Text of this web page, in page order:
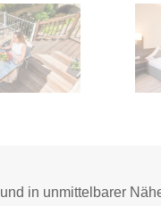
und in unmittelbarer